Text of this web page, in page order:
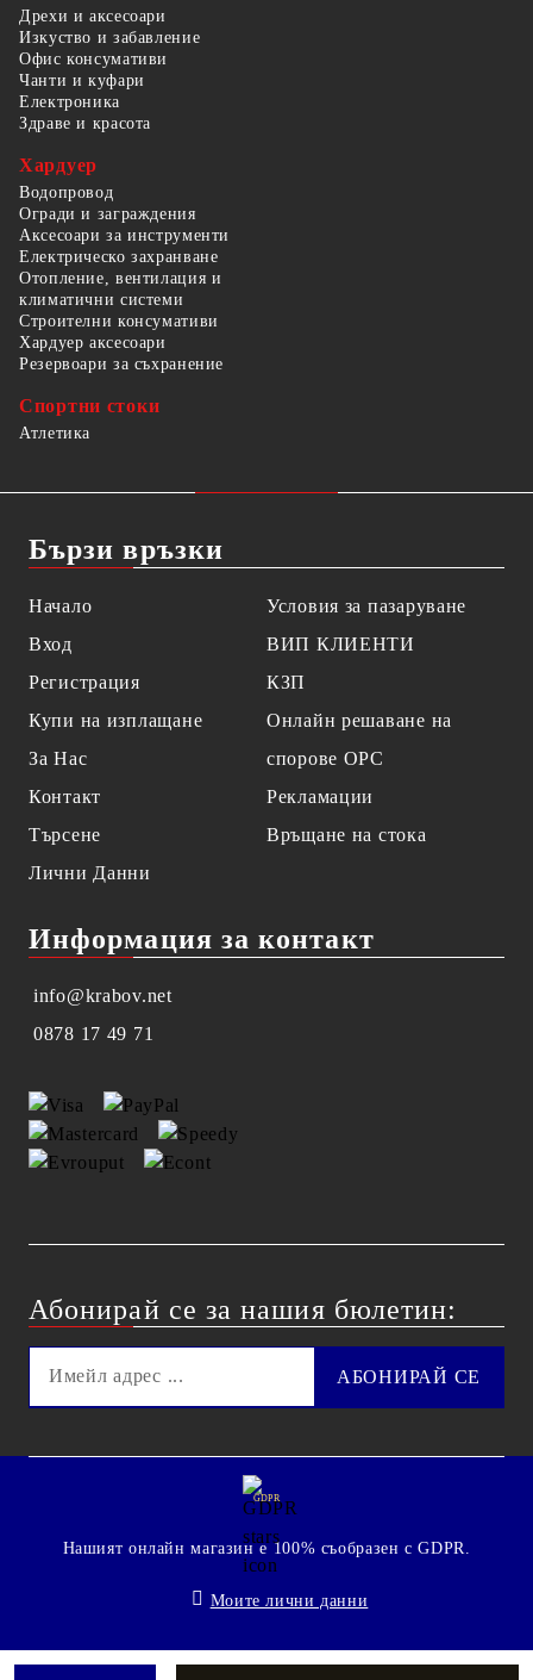
Дрехи и аксесоари
Изкуство и забавление
Офис консумативи
Чанти и куфари
Електроника
Здраве и красота
Хардуер
Водопровод
Огради и заграждения
Аксесоари за инструменти
Електрическо захранване
Отопление, вентилация и
климатични системи
Строителни консумативи
Хардуер аксесоари
Резервоари за съхранение
Спортни стоки
Атлетика
Бързи връзки
Начало
Вход
Регистрация
Купи на изплащане
За Нас
Контакт
Търсене
Лични Данни
Условия за пазаруване
ВИП КЛИЕНТИ
КЗП
Онлайн решаване на
спорове OPC
Рекламации
Връщане на стока
Информация за контакт
info@krabov.net
0878 17 49 71
Абонирай се за нашия бюлетин:
GDPR
Нашият онлайн магазин е 100% съобразен с GDPR.
Моите лични данни